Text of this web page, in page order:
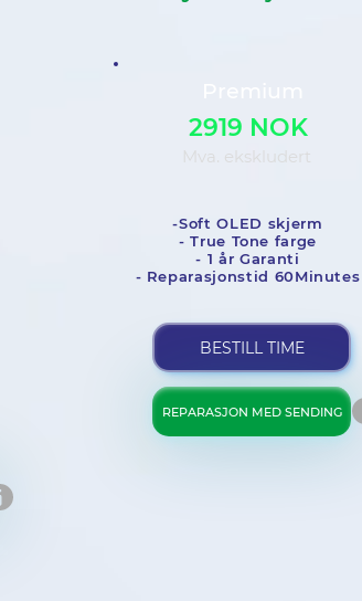
2919 NOK
Mva. ekskludert
-Soft OLED skjerm
- True Tone farge
- 1 år Garanti
- Reparasjonstid 60Minutes
BESTILL TIME
REPARASJON MED SENDING